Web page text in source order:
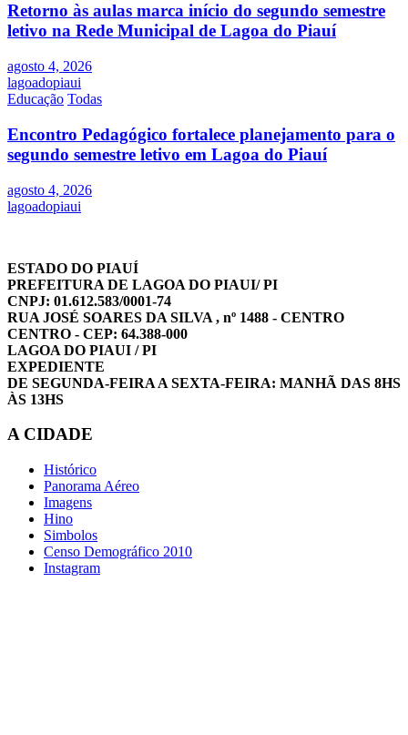
Retorno às aulas marca início do segundo semestre
letivo na Rede Municipal de Lagoa do Piauí
agosto 4, 2026
lagoadopiaui
Educação Todas
Encontro Pedagógico fortalece planejamento para o
segundo semestre letivo em Lagoa do Piauí
agosto 4, 2026
lagoadopiaui
ESTADO DO PIAUÍ
PREFEITURA DE LAGOA DO PIAUI/ PI
CNPJ: 01.612.583/0001-74
RUA JOSÉ SOARES DA SILVA , nº 1488 - CENTRO
CENTRO - CEP: 64.388-000
LAGOA DO PIAUI / PI
EXPEDIENTE
DE SEGUNDA-FEIRA A SEXTA-FEIRA: MANHÃ DAS 8HS
ÀS 13HS
A CIDADE
Histórico
Panorama Aéreo
Imagens
Hino
Simbolos
Censo Demográfico 2010
Instagram